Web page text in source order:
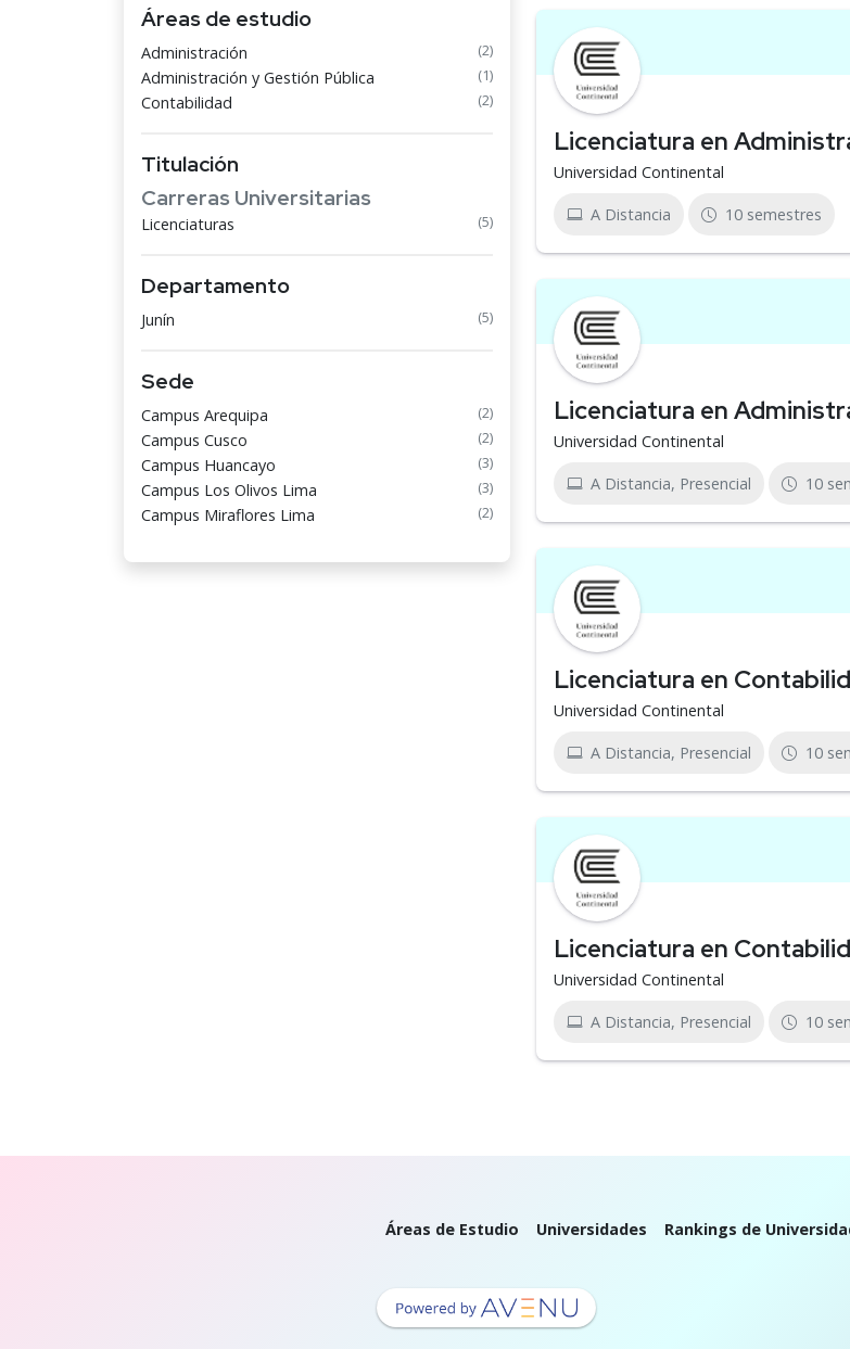
Áreas de estudio
Administración (2)
Administración y Gestión Pública (1)
Contabilidad (2)
Titulación
Carreras Universitarias
Licenciaturas (5)
Departamento
Junín (5)
Sede
Campus Arequipa (2)
Campus Cusco (2)
Campus Huancayo (3)
Campus Los Olivos Lima (3)
Campus Miraflores Lima (2)
Licenciatura en
Universidad Continental
A Distancia 10 semestres
Licenciatura en
Universidad Continental
A Distancia, Presencial 10
Licenciatura en
Universidad Continental
A Distancia, Presencial 10
Licenciatura en
Universidad Continental
A Distancia, Presencial 10
Áreas de Estudio Universidades Rankings de